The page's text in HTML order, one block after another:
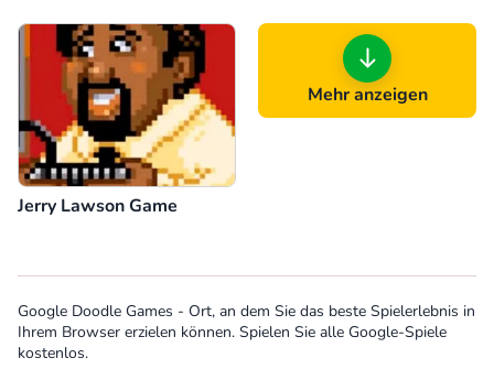
Jerry Lawson Game
Mehr anzeigen
Google Doodle Games - Ort, an dem Sie das beste Spielerlebnis in
Ihrem Browser erzielen können. Spielen Sie alle Google-Spiele
kostenlos.